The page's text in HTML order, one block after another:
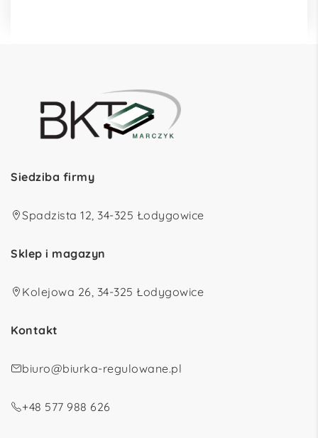
Siedziba firmy
Spadzista 12, 34-325 Łodygowice
Sklep i magazyn
Kolejowa 26, 34-325 Łodygowice
Kontakt
biuro@biurka-regulowane.pl
+48 577 988 626